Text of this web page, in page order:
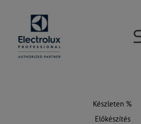
Készleten %
Előkészítés